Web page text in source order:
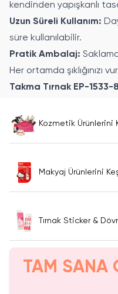
kendinden yapışkanlı
Uzun Süreli Kullanım:
süre kullanılabilir.
Pratik Ambalaj:
Her ortamda şıklığınızı
Takma Tırnak EP-1533-8
Kozmetik Ürünlerini
Makyaj Ürünlerini
Tırnak Sticker &
TAM SANA